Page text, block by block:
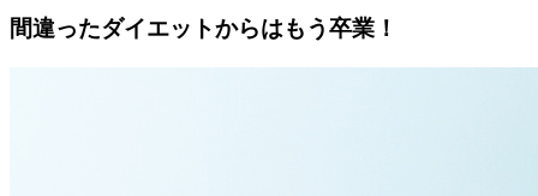
間違ったダイエットからはもう卒業！